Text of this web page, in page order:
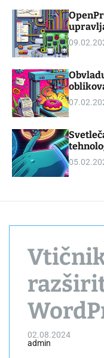
g
e
t
02.08.2024
admin